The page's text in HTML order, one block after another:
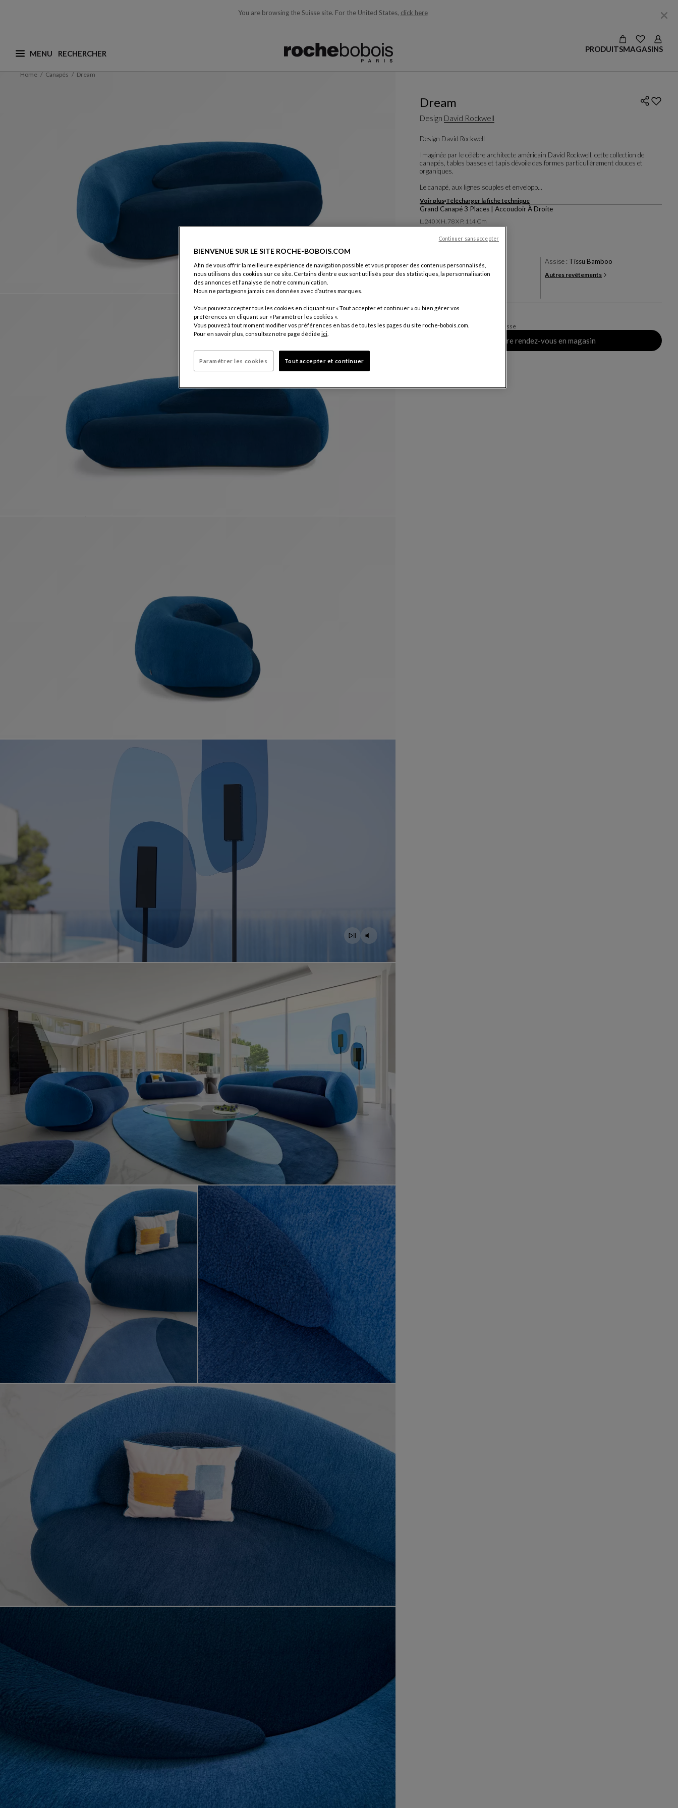
You are browsing the Suisse site. For the United States, click here
MENU
Que recherchez-vous ? (nous adaptons les suggestions en fonction de ce que vous recherchez)
VOIR LES
Login
PRODUITSMAGASINS
Home Canapés Dream
Dream
Design David Rockwell
Design David Rockwell
Imaginée par le célèbre architecte américain David Rockwell, cette collection de
canapés, tables basses et tapis dévoile des formes particulièrement douces et
organiques.
Le canapé, aux lignes souples et envelopp...
Voir plus Télécharger la fiche technique
Grand Canapé 3 Places | Accoudoir À Droite
L. 240 X H. 78 X P. 114 Cm
Autres dimensions
Assise : Tissu Bamboo
Autres revêtements
6 330 CHF
Prix hors livraison, valable en Suisse
Prendre rendez-vous en magasin
BIENVENUE SUR LE SITE ROCHE-BOBOIS.COM
Afin de vous offrir la meilleure expérience de navigation possible et vous proposer des contenus personnalisés,
nous utilisons des cookies sur ce site. Certains d’entre eux sont utilisés pour des statistiques, la personnalisation
des annonces et l'analyse de notre communication.
Nous ne partageons jamais ces données avec d’autres marques.
Vous pouvez accepter tous les cookies en cliquant sur « Tout accepter et continuer » ou bien gérer vos
préférences en cliquant sur « Paramétrer les cookies ».
Vous pouvez à tout moment modifier vos préférences en bas de toutes les pages du site roche-bobois.com.
Pour en savoir plus, consultez notre page dédiée ici
Paramétrer les cookies Tout accepter et continuer
Continuer sans accepter